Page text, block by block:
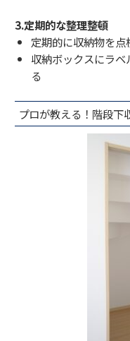
3.定期的な整理整頓
定期的に収納物を
収納ボックスにラ
る
プロが教える！階段下